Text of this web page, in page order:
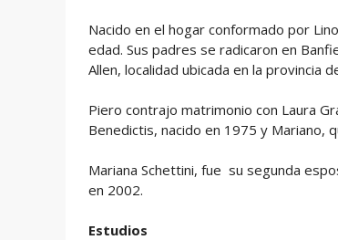
Nacido en el hogar conformado por
edad. Sus padres se radicaron en
Allen, localidad ubicada en la provincia
Piero contrajo matrimonio con Laura
Benedictis, nacido en 1975 y Mariano,
Mariana Schettini, fue su segunda
en 2002.
Estudios